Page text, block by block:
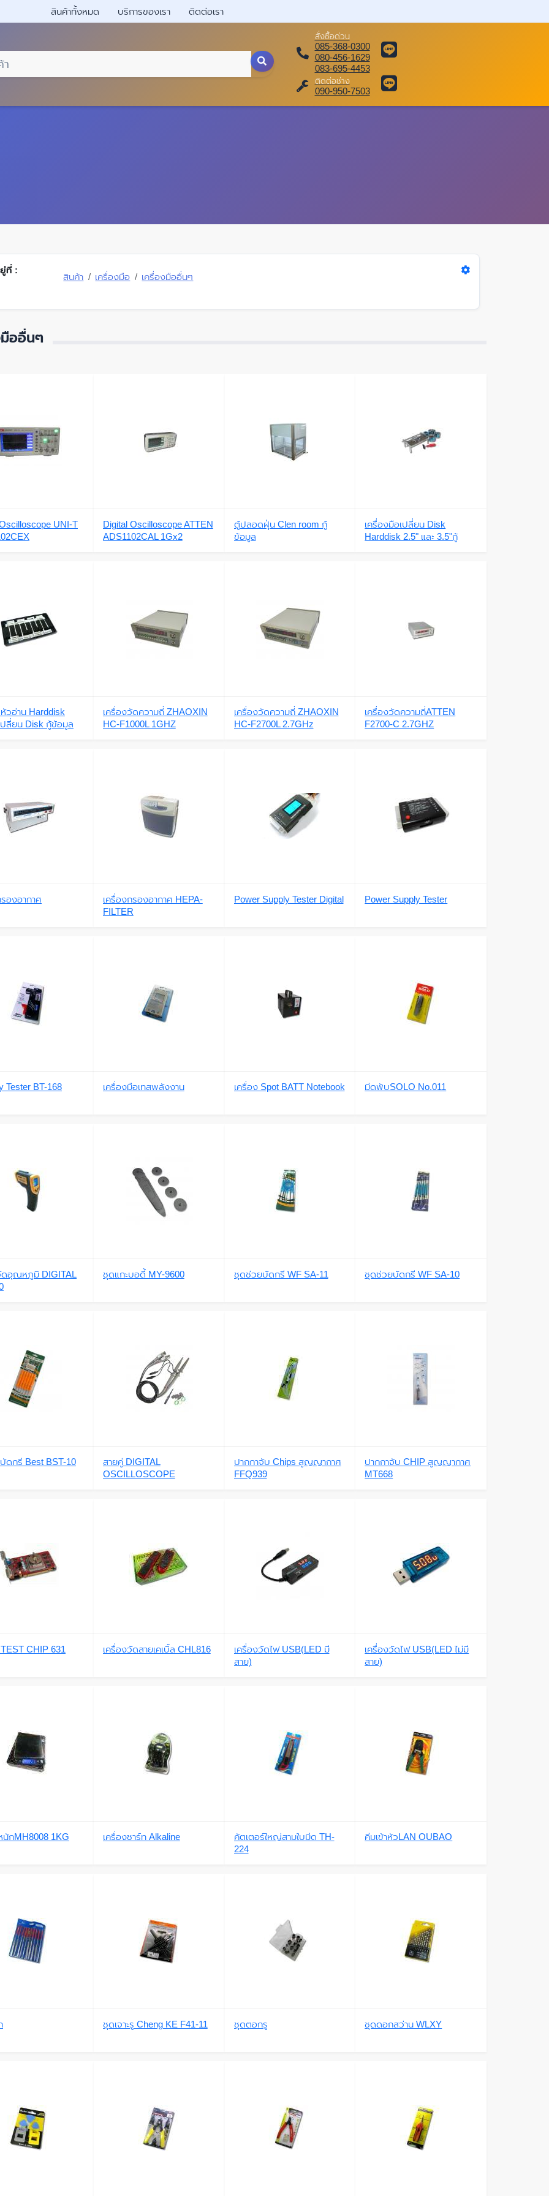
สินค้าทั้งหมด บริการของเรา ติดต่อเรา
สั่งซื้อด่วน
085-368-0300
080-456-1629
083-695-4453
ติดต่อช่าง
090-950-7503
ที่ :
สินค้า เครื่องมือ เครื่องมืออื่นๆ
ออื่นๆ
UNI-T
Digital Oscilloscope ATTEN
ADS1102CAL 1Gx2
ตู้ปลอดฝุ่น Clen room กู้
ข้อมูล
เครื่องมือเปลี่ยน Disk
Harddisk 2.5" และ 3.5"กู้
วอ่าน Harddisk
ปลี่ยน Disk กู้ข้อมูล
เครื่องวัดความถี่ ZHAOXIN
HC-F1000L 1GHZ
เครื่องวัดความถี่ ZHAOXIN
HC-F2700L 2.7GHz
เครื่องวัดความถี่ATTEN
F2700-C 2.7GHZ
องอากาศ
เครื่องกรองอากาศ HEPA-
FILTER
Power Supply Tester Digital Power Supply Tester
Tester BT-168 เครื่องมือเทสพลังงาน เครื่อง Spot BATT Notebook มีดพับSOLO No.011
ดอุณหภูมิ DIGITAL
ชุดแกะบอดี้ MY-9600 ชุดช่วยบัดกรี WF SA-11 ชุดช่วยบัดกรี WF SA-10
ดกรี Best BST-10
สายคู่ DIGITAL
OSCILLOSCOPE
ปากกาจับ Chips สูญญากาศ
FFQ939
ปากกาจับ CHIP สูญญากาศ
MT668
CHIP 631 เครื่องวัดสายเคเบิ้ล CHL816
เครื่องวัดไฟ USB(LED มี
สาย)
เครื่องวัดไฟ USB(LED ไม่มี
สาย)
นักMH8008 1KG เครื่องชาร์ท Alkaline
คัตเตอร์ใหญ่สามใบมีด TH-
224
คีมเข้าหัวLAN OUBAO
ชุดเจาะรู Cheng KE F41-11 ชุดตอกรู ชุดดอกสว่าน WLXY